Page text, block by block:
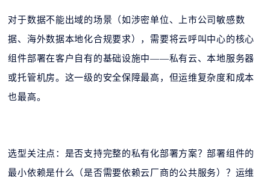
对于数据不能出域的场景（如涉密单位、上市公司敏感数
据、海外数据本地化合规要求），需要将云呼叫中心的核心
组件部署在客户自有的基础设施中——私有云、本地服务器
或托管机房。这一级的安全保障最高，但运维复杂度和成本
也最高。
选型关注点：是否支持完整的私有化部署方案？部署组件的
最小依赖是什么（是否需要依赖云厂商的公共服务）？运维